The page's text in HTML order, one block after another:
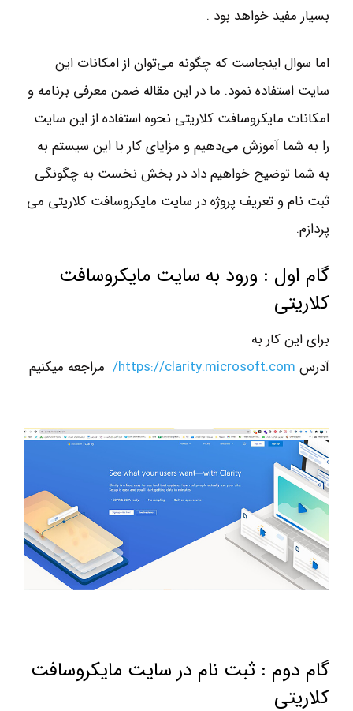
بسيار مفيد خواهد بود .
اما سوال اينجاست كه چگونه مي‌توان از امكانات اين
سايت استفاده نمود. ما در این مقاله ضمن معرفي برنامه و
امكانات مايكروسافت كلاريتي نحوه استفاده از اين سايت
را به شما آموزش مي‌دهيم و مزاياي كار با اين سيستم به
به شما توضيح خواهيم داد در بخش نخست به چگونگي
ثبت نام و تعريف پروژه در سايت مايكروسافت كلاريتي مي
پردازم.
گام اول : ورود به سايت مايكروسافت
كلاريتي
براي اين كار به
آدرس https://clarity.microsoft.com/ مراجعه ميكنيم
گام دوم : ثبت نام در سايت مایکروسافت
کلاریتی